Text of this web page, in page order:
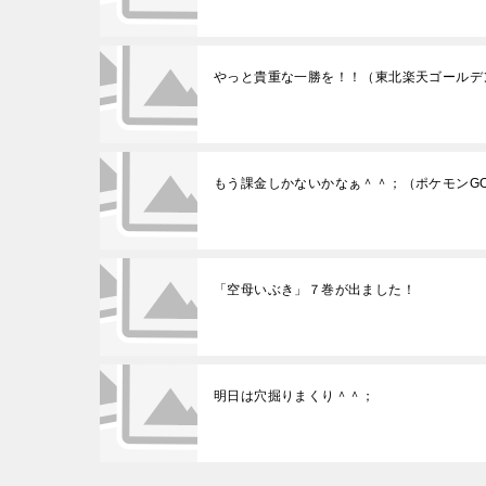
やっと貴重な一勝を！！（東北楽天ゴールデ
もう課金しかないかなぁ＾＾；（ポケモンGO
「空母いぶき」７巻が出ました！
明日は穴掘りまくり＾＾；